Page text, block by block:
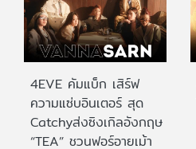
4EVE คัมแบ็ก เสิร์ฟ
ความแซ่บอินเตอร์ สุด
Catchyส่งซิงเกิลอังกฤษ
“TEA” ชวนฟอร์อายเม้า